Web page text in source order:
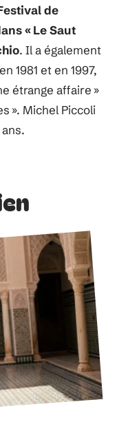
de
« Le Saut
. Il a également
1981 et en 1997,
étrange affaire »
». Michel Piccoli